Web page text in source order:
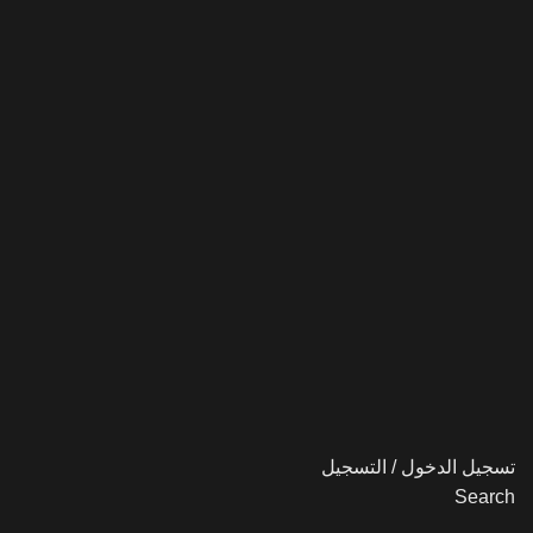
تسجيل الدخول / التسجيل
Search